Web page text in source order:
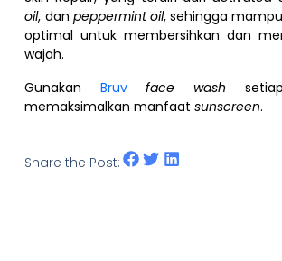
oil, dan peppermint oil, sehingga
optimal untuk membersihkan dan
wajah.
Gunakan Bruvface wash
memaksimalkan manfaatsunscreen.
Share the Post: